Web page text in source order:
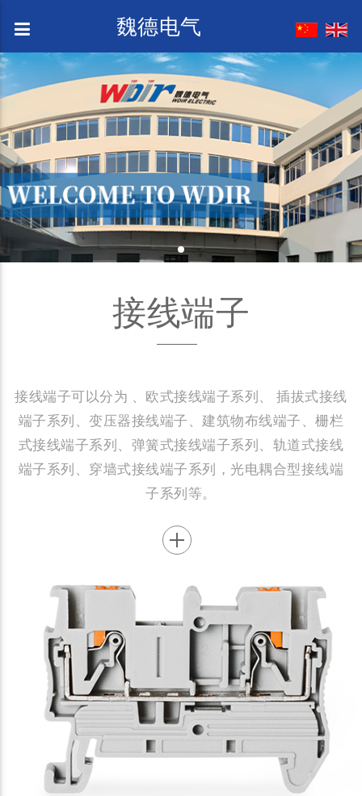
魏德电气
接线端子
接线端子可以分为 、欧式接线端子系列、 插拔式接线
端子系列、变压器接线端子、建筑物布线端子、栅栏
式接线端子系列、弹簧式接线端子系列、轨道式接线
端子系列、穿墙式接线端子系列，光电耦合型接线端
子系列等。